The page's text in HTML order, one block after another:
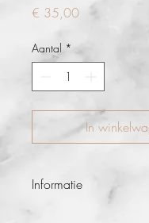
€ 35,00Prijs
Aantal *
In
Informatie